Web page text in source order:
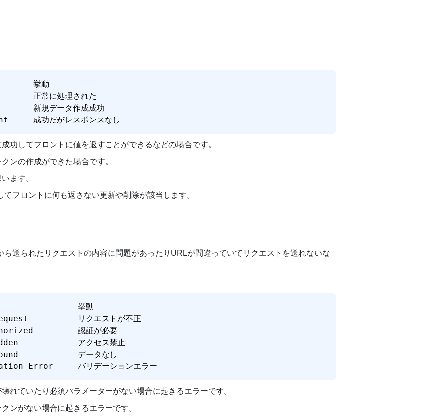
204	      No Content	 成功だがレスポンスなし
功してフロントに値を返すことができるなどの場合です。
ンの作成ができた場合です。
ます。
フロントに何も返さない更新や削除が該当します。
ら送られたリクエストの内容に問題があったりURLが間違っていてリクエストを送れないな
Error     バリデーションエラー
れていたり必須パラメーターがない場合に起きるエラーです。
ンがない場合に起きるエラーです。